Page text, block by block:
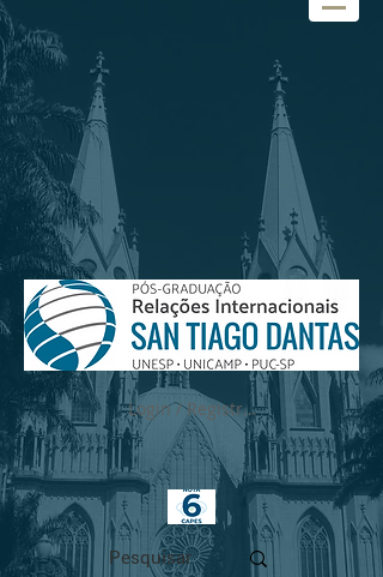
Login / Registre-se